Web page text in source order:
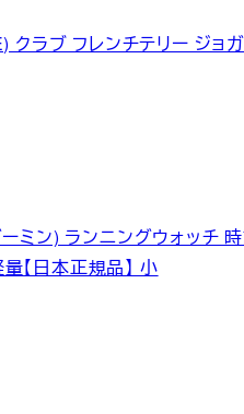
クラブ フレンチテリー ジョ
ミン) ランニングウォッチ
【日本正規品】 小